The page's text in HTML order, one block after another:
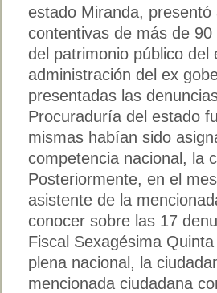
estado Miranda,
contentivas de más de
del patrimonio público
administración del ex
presentadas las
Procuraduría del estado
mismas habían sido
competencia nacional, la
Posteriormente, en el
asistente de la
conocer sobre las 17
Fiscal Sexagésima
plena nacional, la
mencionada ciudadana